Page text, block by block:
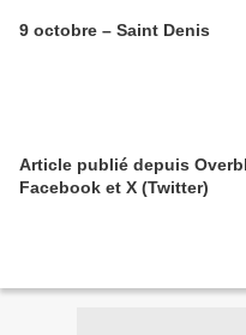
9 octobre – Saint Denis
Article publié depuis Overblog et
Facebook et X (Twitter)